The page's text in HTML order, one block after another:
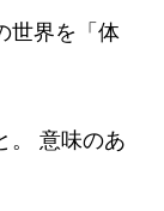
世界を「体
。 意味のあ